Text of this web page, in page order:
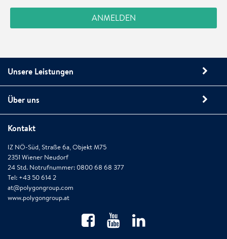
Unsere Leistungen
Über uns
Kontakt
IZ NÖ-Süd, Straße 6a, Objekt M75
2351 Wiener Neudorf
24 Std. Notrufnummer: 0800 68 68 377
Tel: +43 50 614 2
at@polygongroup.com
www.polygongroup.at